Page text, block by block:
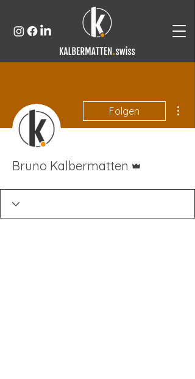
Folgen
Bruno Kalbermatten